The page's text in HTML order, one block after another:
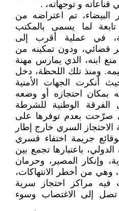
و توجهاته، .
البيضاء، تم اعتراضه من
لما يسمى بالمكتب
في عملية أقرب إلى
قضائي، ودون تمكينه من
ابنه، الذي يمارس مهنة
ومنذ تلك اللحظة، دخل
أنكرت الجهات الأمنية
بمكان احتجازه أو وضعه
الفرقة الوطنية للشرطة
صرّحت بعدم توفرها على
السري خارج إطار
جريمة اختفاء قسري
باعتبارها تجمع بين
وإنكار المصير، وحرمان
وهي من أخطر الانتهاكات،
مراكز احتجاز سرية
إلى الاغتصاب وسوء